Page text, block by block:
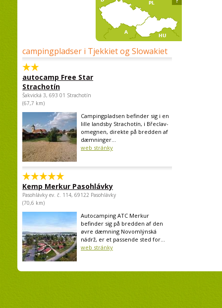
campingpladser i Tjekkiet og Slowakiet
autocamp Free Star
Strachotín
Šakvická 3, 693 01 Strachotín
(67,7 km)
Campingpladsen befinder sig i en
lille landsby Strachotín, i Břeclav-
omegnen, direkte på bredden af
dæmninger...
web stránky
Kemp Merkur Pasohlávky
Pasohlávky ev. č. 114, 69122 Pasohlávky
(70,6 km)
Autocamping ATC Merkur
befinder sig på bredden af den
øvre dæmning Novomlýnská
nádrž, er et passende sted for...
web stránky